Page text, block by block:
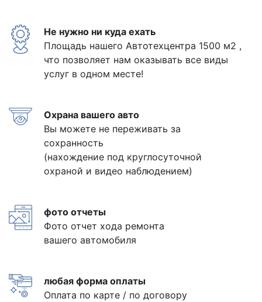
Не нужно ни куда ехать
Площадь нашего Автотехцентра 1500 м2 ,
что позволяет нам оказывать все виды
услуг в одном месте!
Охрана вашего авто
Вы можете не переживать за
сохранность
(нахождение под круглосуточной
охраной и видео наблюдением)
фото отчеты
Фото отчет хода ремонта
вашего автомобиля
любая форма оплаты
Оплата по карте / по договору